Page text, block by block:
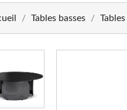
Tables basses